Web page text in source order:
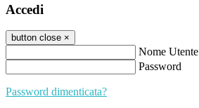
Accedi
button close ×
Nome Utente
Password
Password dimenticata?